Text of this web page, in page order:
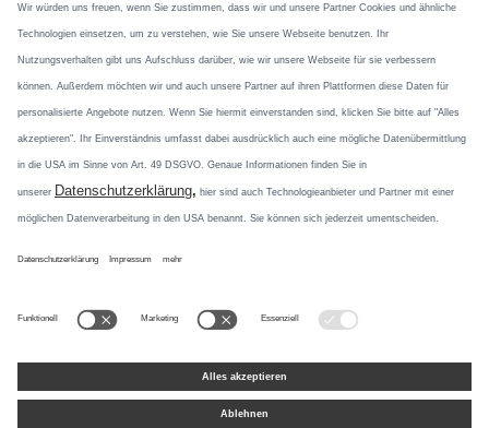
Datenschutz
Datennutzung
Mit unseren
Newsletterformaten
informieren wir über
aktuelle Themen.
Jetzt abonnieren
Instagram
LinkedIn